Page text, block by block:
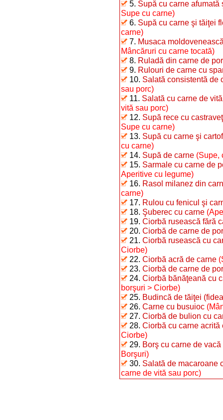
5. Supă cu carne afumată
Supe cu carne)
6. Supă cu carne şi tăiţei
carne)
7. Musaca
Mâncăruri cu carne tocată)
8. Ruladă din carne de
9. Rulouri de carne cu
10. Salată consistentă de
sau porc)
11. Salată cu carne de
vită sau porc)
12. Supă rece cu
Supe cu carne)
13. Supă cu carne şi
cu carne)
14. Supă de carne (Supe,
15. Sarmale cu carne de
Aperitive cu legume)
16. Rasol milanez din
carne)
17. Rulou cu fenicul şi
18. Şuberec cu carne
19. Ciorbă rusească fără
20. Ciorbă de carne de
21. Ciorbă rusească cu
Ciorbe)
22. Ciorbă acră de carne
23. Ciorbă de carne de
24. Ciorbă bănăţeană cu
borşuri > Ciorbe)
25. Budincă de tăiţei
26. Carne cu busuioc
27. Ciorbă de bulion cu
28. Ciorbă cu carne acrită
Ciorbe)
29. Borş cu carne de
Borşuri)
30. Salată de macaroane
carne de vită sau porc)